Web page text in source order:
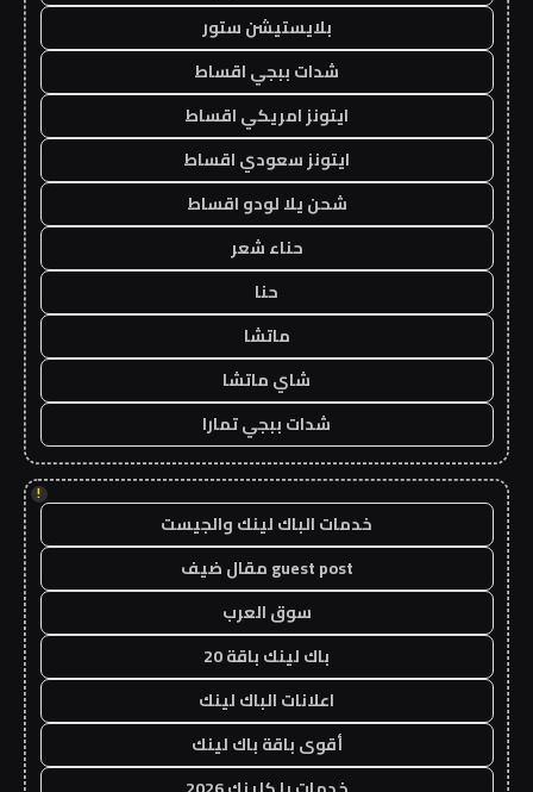
بلايستيشن ستور
شدات ببجي اقساط
ايتونز امريكي اقساط
ايتونز سعودي اقساط
شحن يلا لودو اقساط
حناء شعر
حنا
ماتشا
شاي ماتشا
شدات ببجي تمارا
!
خدمات الباك لينك والجيست
guest post مقال ضيف
سوق العرب
باك لينك باقة 20
اعلانات الباك لينك
أقوى باقة باك لينك